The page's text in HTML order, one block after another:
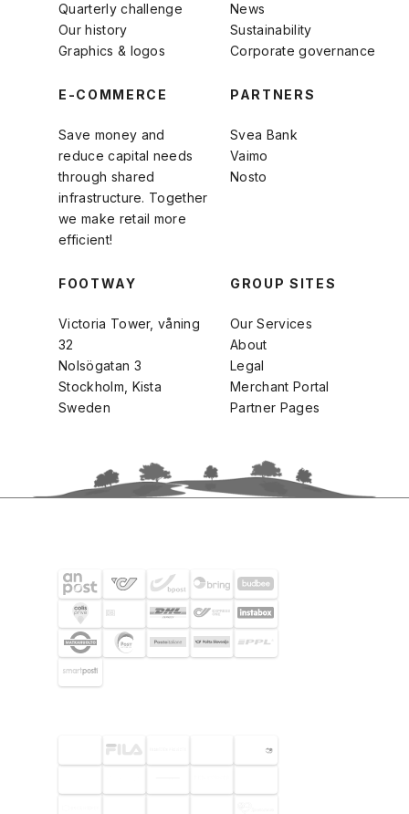
Quarterly challenge
Our history
Graphics & logos
News
Sustainability
Corporate governance
E-COMMERCE
Save money and
reduce capital needs
through shared
infrastructure. Together
we make retail more
efficient!
PARTNERS
Svea Bank
Vaimo
Nosto
FOOTWAY
Victoria Tower, våning
32
Nolsögatan 3
Stockholm, Kista
Sweden
GROUP SITES
Our Services
About
Legal
Merchant Portal
Partner Pages